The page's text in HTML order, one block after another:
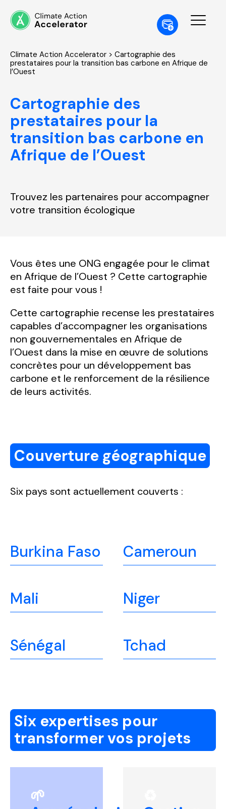
Climate Action Accelerator > Cartographie des
prestataires pour la transition bas carbone en Afrique de
l’Ouest
Cartographie des
prestataires pour la
transition bas carbone en
Afrique de l’Ouest
Trouvez les partenaires pour accompagner
votre transition écologique
Vous êtes une ONG engagée pour le climat
en Afrique de l’Ouest ? Cette cartographie
est faite pour vous !
Cette cartographie recense les prestataires
capables d’accompagner les organisations
non gouvernementales en Afrique de
l’Ouest dans la mise en œuvre de solutions
concrètes pour un développement bas
carbone et le renforcement de la résilience
de leurs activités.
Couverture géographique
Six pays sont actuellement couverts :
Burkina Faso Cameroun
Mali Niger
Sénégal Tchad
Six expertises pour
transformer vos projets
🌱